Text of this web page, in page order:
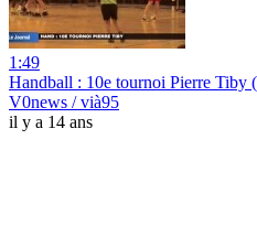
1:49
Handball : 10e tournoi Pierre Tiby
V0news / vià95
il y a 14 ans